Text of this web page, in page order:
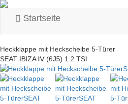
Startseite
Heckklappe mit Heckscheibe 5-Türer
SEAT IBIZA IV (6J5) 1.2 TSI